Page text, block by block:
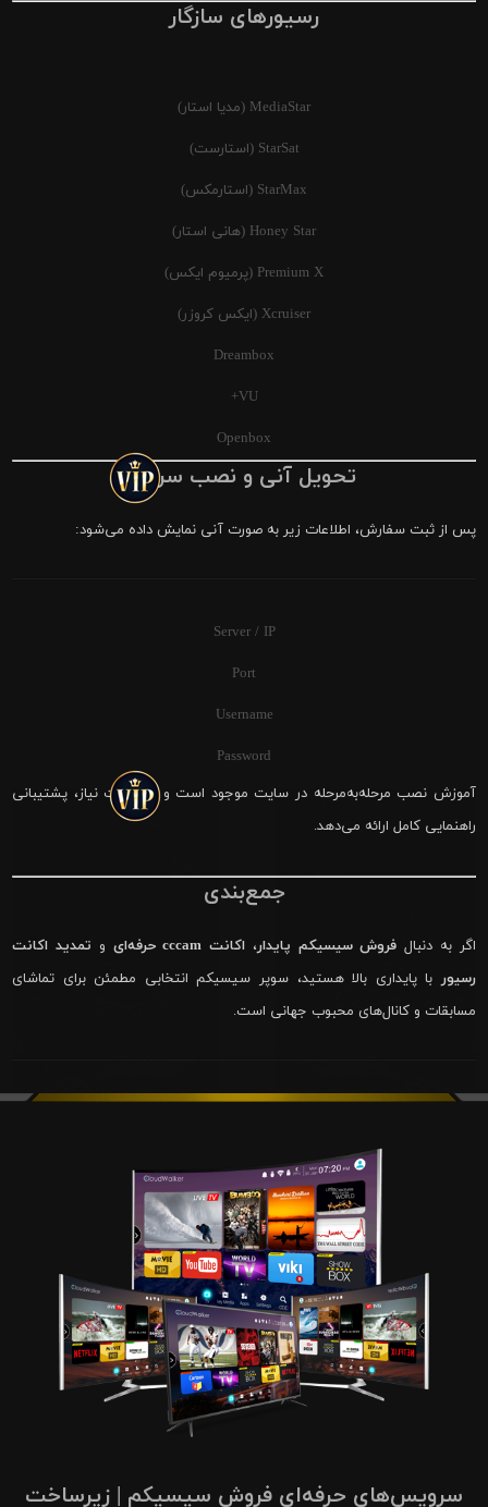
رسیورهای سازگار
MediaStar (مدیا استار)
StarSat (استارست)
StarMax (استارمکس)
Honey Star (هانی استار)
Premium X (پرمیوم ایکس)
Xcruiser (ایکس کروزر)
Dreambox
VU+
Openbox
تحویل آنی و نصب سریع
پس از ثبت سفارش، اطلاعات زیر به صورت آنی نمایش داده می‌شود:
Server / IP
Port
Username
Password
آموزش نصب مرحله‌به‌مرحله در سایت موجود است و در صورت نیاز، پشتیبانی
راهنمایی کامل ارائه می‌دهد.
جمع‌بندی
اگر به دنبال فروش سیسیکم پایدار، اکانت cccam حرفه‌ای و تمدید اکانت
رسیور با پایداری بالا هستید، سوپر سیسیکم انتخابی مطمئن برای تماشای
مسابقات و کانال‌های محبوب جهانی است.
سرویس‌های حرفه‌ای فروش سیسیکم | زیرساخت